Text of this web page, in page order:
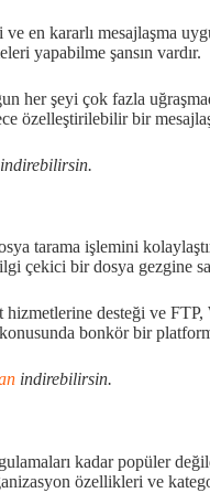
en kararlı mesajlaşma
yapabilme şansın vardır.
her şeyi çok fazla
özelleştirilebilir bir
indirebilirsin.
tarama işlemini
çekici bir dosya gezgine
desteği ve
konusunda bonkör bir
indirebilirsin.
kadar popüler
özellikleri ve